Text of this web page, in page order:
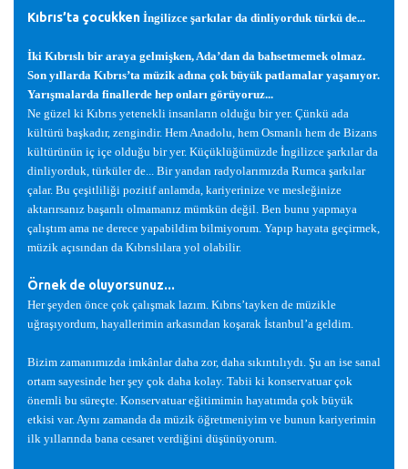
Kıbrıs’ta çocukken İngilizce şarkılar da dinliyorduk türkü de...
İki Kıbrıslı bir araya gelmişken, Ada’dan da bahsetmemek olmaz.
Son yıllarda Kıbrıs’ta müzik adına çok büyük patlamalar yaşanıyor.
Yarışmalarda finallerde hep onları görüyoruz...
Ne güzel ki Kıbrıs yetenekli insanların olduğu bir yer. Çünkü ada
kültürü başkadır, zengindir. Hem Anadolu, hem Osmanlı hem de Bizans
kültürünün iç içe olduğu bir yer. Küçüklüğümüzde İngilizce şarkılar da
dinliyorduk, türküler de... Bir yandan radyolarımızda Rumca şarkılar
çalar. Bu çeşitliliği pozitif anlamda, kariyerinize ve mesleğinize
aktarırsanız başarılı olmamanız mümkün değil. Ben bunu yapmaya
çalıştım ama ne derece yapabildim bilmiyorum. Yapıp hayata geçirmek,
müzik açısından da Kıbrıslılara yol olabilir.
Örnek de oluyorsunuz...
Herşeyden önce çok çalışmak lazım. Kıbrıs’tayken de müzikle
uğraşıyordum, hayallerimin arkasından koşarak İstanbul’a geldim.
Bizim zamanımızda imkânlar daha zor, daha sıkıntılıydı. Şu an ise sanal
ortam sayesinde herşey çok daha kolay. Tabii ki konservatuar çok
önemli bu süreçte. Konservatuar eğitimimin hayatımda çok büyük
etkisi var. Aynı zamanda da müzik öğretmeniyim ve bunun kariyerimin
ilk yıllarında bana cesaret verdiğini düşünüyorum.